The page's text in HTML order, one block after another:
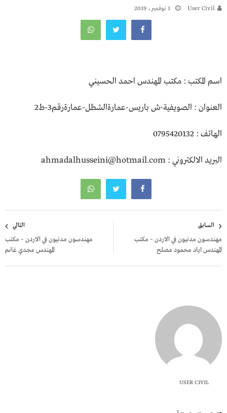
User Civil 1 نوفمبر، 2019
اسم المكتب : مكتب المهندس احمد الحسيني
العنوان : الصويفية-ش باريس-عمارةالشطل-عمارةرقم3-ط2
الهاتف : 0795420132
البريد الالكتروني : ahmadalhusseini@hotmail.com
المقالات
السابق
مهندسون مدنيون في الاردن – مكتب
المهندس اياد محمود مصلح
التالي
مهندسون مدنيون في الاردن – مكتب
المهندس مجدي غانم
USER CIVIL